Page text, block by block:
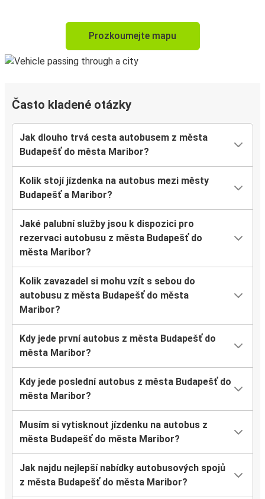
Prozkoumejte mapu
Často kladené otázky
Jak dlouho trvá cesta autobusem z města
Budapešť do města Maribor?
Kolik stojí jízdenka na autobus mezi městy
Budapešť a Maribor?
Jaké palubní služby jsou k dispozici pro
rezervaci autobusu z města Budapešť do
města Maribor?
Kolik zavazadel si mohu vzít s sebou do
autobusu z města Budapešť do města
Maribor?
Kdy jede první autobus z města Budapešť do
města Maribor?
Kdy jede poslední autobus z města Budapešť do
města Maribor?
Musím si vytisknout jízdenku na autobus z
města Budapešť do města Maribor?
Jak najdu nejlepší nabídky autobusových spojů
z města Budapešť do města Maribor?